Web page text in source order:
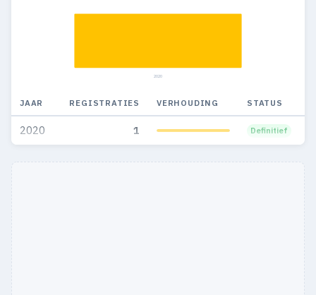
2020
JAAR REGISTRATIES VERHOUDING STATUS
2020 1 Definitief